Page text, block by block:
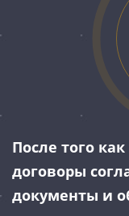
После того
договоры
документы и